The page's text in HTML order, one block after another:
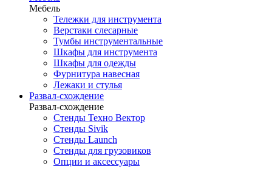
Мебель
Тележки для инструмента
Верстаки слесарные
Тумбы инструментальные
Шкафы для инструмента
Шкафы для одежды
Фурнитура навесная
Лежаки и стулья
Развал-схождение
Развал-схождение
Стенды Техно Вектор
Стенды Sivik
Стенды Launch
Стенды для грузовиков
Опции и аксессуары